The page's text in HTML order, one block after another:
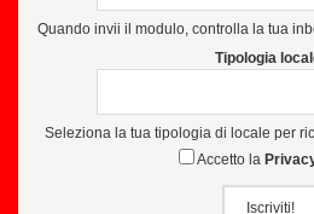
Quando invii il modulo, controlla la tua
Tipologia
Seleziona la tua tipologia di locale per
Accetto la
Iscriviti!